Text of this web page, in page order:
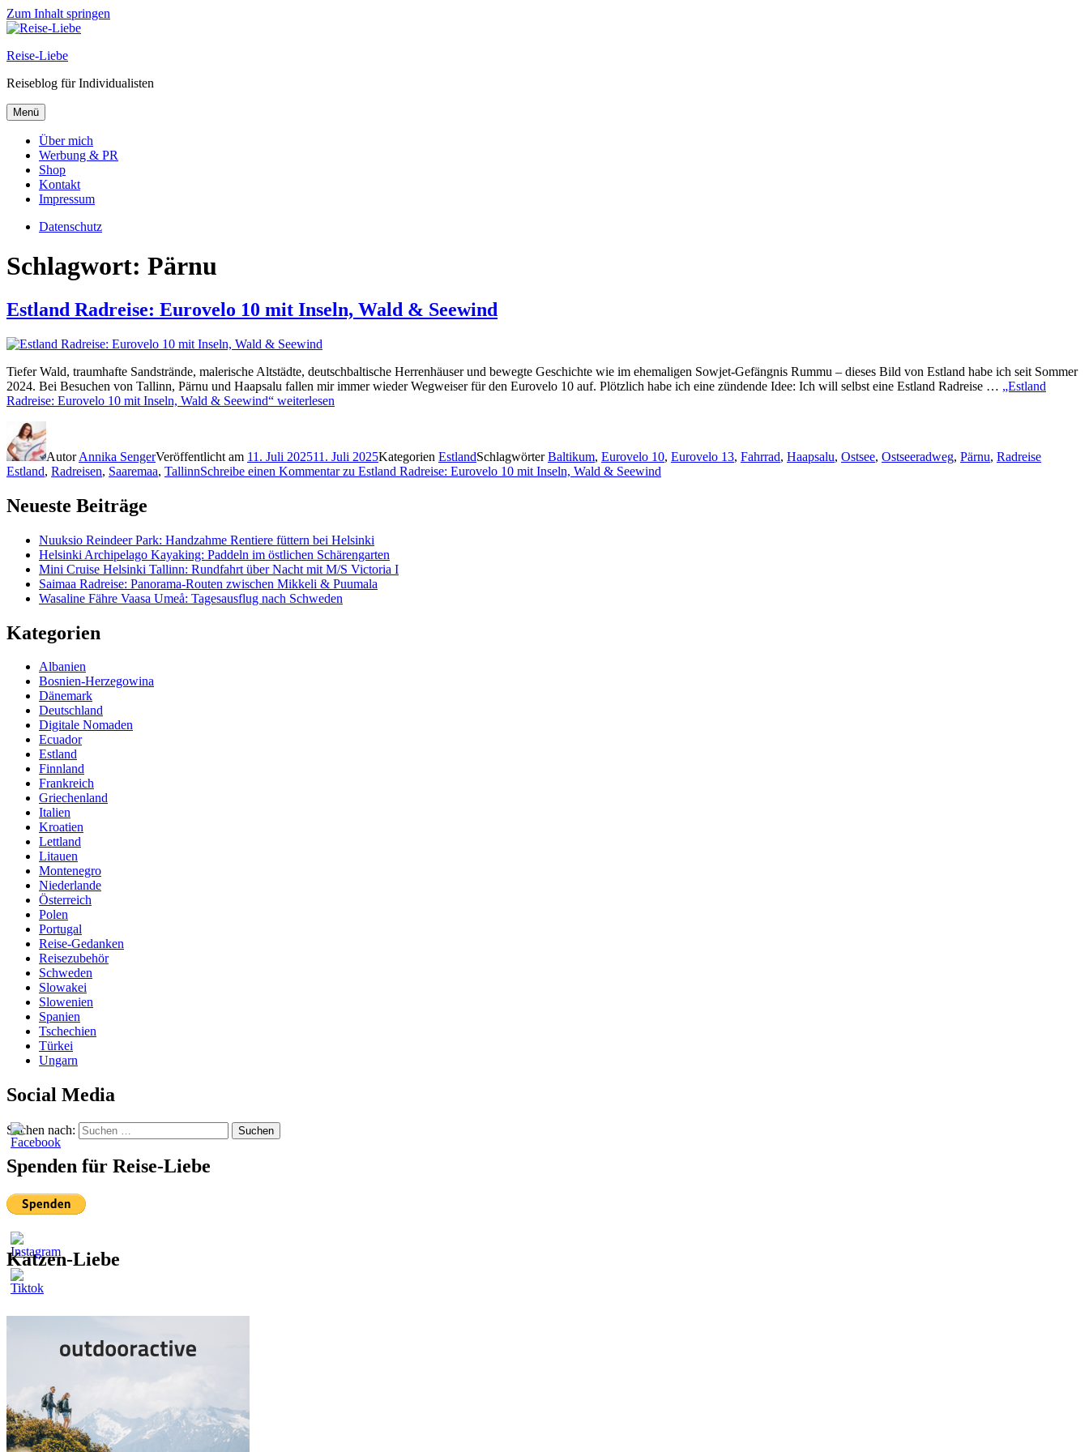
Zum Inhalt springen
Reise-Liebe
Reiseblog für Individualisten
Menü
Über mich
Werbung & PR
Shop
Kontakt
Impressum
Datenschutz
Schlagwort: Pärnu
Estland Radreise: Eurovelo 10 mit Inseln, Wald & Seewind
Tiefer Wald, traumhafte Sandstrände, malerische Altstädte, deutschbaltische Herrenhäuser und bewegte Geschichte wie im ehemaligen Sowjet-Gefängnis Rummu – dieses Bild von Estland habe ich seit Sommer
2024. Bei Besuchen von Tallinn, Pärnu und Haapsalu fallen mir immer wieder Wegweiser für den Eurovelo 10 auf. Plötzlich habe ich eine zündende Idee: Ich will selbst eine Estland Radreise … „Estland
Radreise: Eurovelo 10 mit Inseln, Wald & Seewind“ weiterlesen
AutorAnnika SengerVeröffentlicht am 11. Juli 202511. Juli 2025Kategorien EstlandSchlagwörterBaltikum, Eurovelo 10, Eurovelo 13, Fahrrad, Haapsalu, Ostsee, Ostseeradweg, Pärnu, Radreise
Estland, Radreisen, Saaremaa, TallinnSchreibe einen Kommentarzu Estland Radreise: Eurovelo 10 mit Inseln, Wald & Seewind
Neueste Beiträge
Nuuksio Reindeer Park: Handzahme Rentiere füttern bei Helsinki
Helsinki Archipelago Kayaking: Paddeln im östlichen Schärengarten
Mini Cruise Helsinki Tallinn: Rundfahrt über Nacht mit M/S Victoria I
Saimaa Radreise: Panorama-Routen zwischen Mikkeli & Puumala
Wasaline Fähre Vaasa Umeå: Tagesausflug nach Schweden
Kategorien
Albanien
Bosnien-Herzegowina
Dänemark
Deutschland
Digitale Nomaden
Ecuador
Estland
Finnland
Frankreich
Griechenland
Italien
Kroatien
Lettland
Litauen
Montenegro
Niederlande
Österreich
Polen
Portugal
Reise-Gedanken
Reisezubehör
Schweden
Slowakei
Slowenien
Spanien
Tschechien
Türkei
Ungarn
Social Media
Suchen nach: Suchen
Spenden für Reise-Liebe
Katzen-Liebe